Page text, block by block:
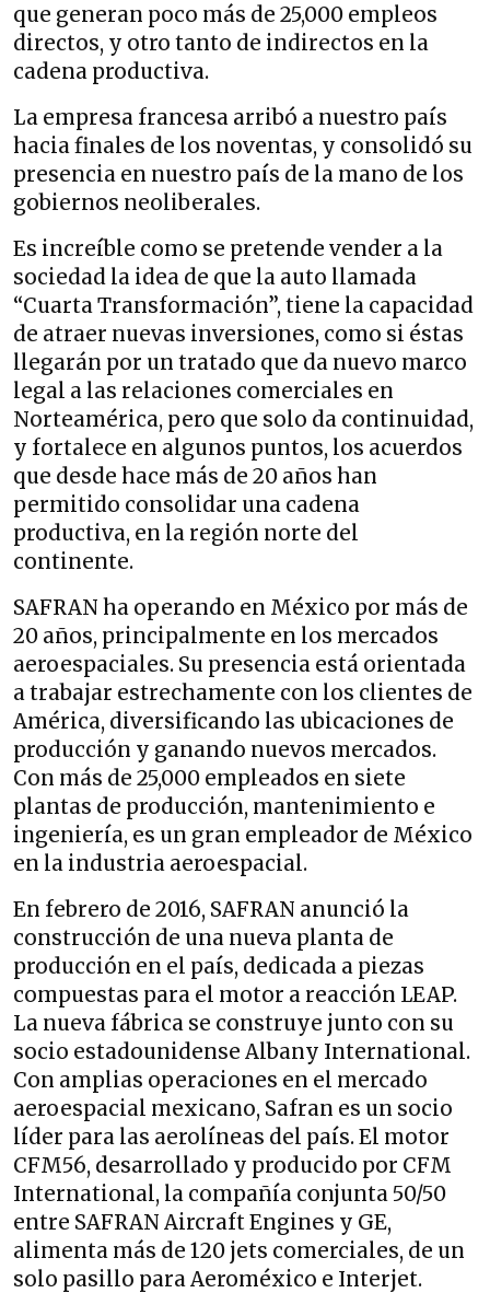
que generan poco más de 25,000 empleos
directos, y otro tanto de indirectos en la
cadena productiva.
La empresa francesa arribó a nuestro país
hacia finales de los noventas, y consolidó su
presencia en nuestro país de la mano de los
gobiernos neoliberales.
Es increíble como se pretende vender a la
sociedad la idea de que la auto llamada
“Cuarta Transformación”, tiene la capacidad
de atraer nuevas inversiones, como si éstas
llegarán por un tratado que da nuevo marco
legal a las relaciones comerciales en
Norteamérica, pero que solo da continuidad,
y fortalece en algunos puntos, los acuerdos
que desde hace más de 20 años han
permitido consolidar una cadena
productiva, en la región norte del
continente.
SAFRAN ha operando en México por más de
20 años, principalmente en los mercados
aeroespaciales. Su presencia está orientada
a trabajar estrechamente con los clientes de
América, diversificando las ubicaciones de
producción y ganando nuevos mercados.
Con más de 25,000 empleados en siete
plantas de producción, mantenimiento e
ingeniería, es un gran empleador de México
en la industria aeroespacial.
En febrero de 2016, SAFRAN anunció la
construcción de una nueva planta de
producción en el país, dedicada a piezas
compuestas para el motor a reacción LEAP.
La nueva fábrica se construye junto con su
socio estadounidense Albany International.
Con amplias operaciones en el mercado
aeroespacial mexicano, Safran es un socio
líder para las aerolíneas del país. El motor
CFM56, desarrollado y producido por CFM
International, la compañía conjunta 50/50
entre SAFRAN Aircraft Engines y GE,
alimenta más de 120 jets comerciales, de un
solo pasillo para Aeroméxico e Interjet.